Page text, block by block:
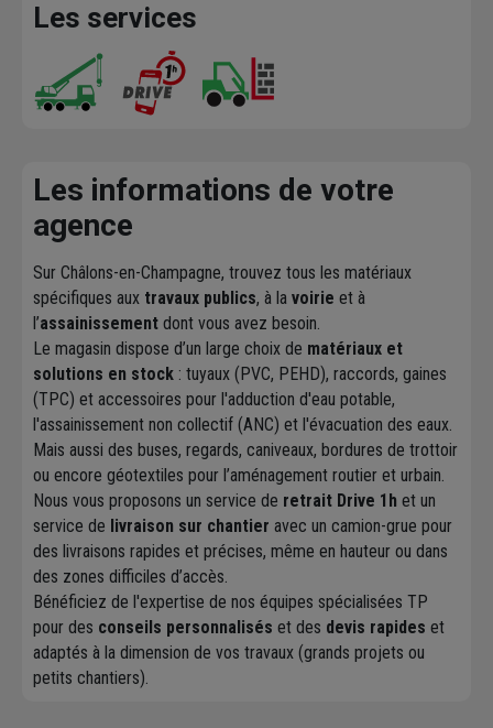
Les services
Les informations de votre
agence
Sur Châlons-en-Champagne, trouvez tous les matériaux
spécifiques aux travaux publics, à la voirie et à
l’assainissement dont vous avez besoin.
Le magasin dispose d’un large choix de matériaux et
solutions en stock : tuyaux (PVC, PEHD), raccords, gaines
(TPC) et accessoires pour l'adduction d'eau potable,
l'assainissement non collectif (ANC) et l'évacuation des eaux.
Mais aussi des buses, regards, caniveaux, bordures de trottoir
ou encore géotextiles pour l’aménagement routier et urbain.
Nous vous proposons un service de retrait Drive 1h et un
service de livraison sur chantier avec un camion-grue pour
des livraisons rapides et précises, même en hauteur ou dans
des zones difficiles d’accès.
Bénéficiez de l'expertise de nos équipes spécialisées TP
pour des conseils personnalisés et des devis rapides et
adaptés à la dimension de vos travaux (grands projets ou
petits chantiers).